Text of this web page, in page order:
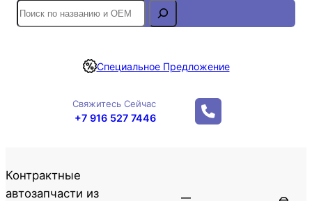
S
e
r
Специальное Предложение
Свяжитесь Сейчас
+7 916 527 7446
Контрактные
автозапчасти из